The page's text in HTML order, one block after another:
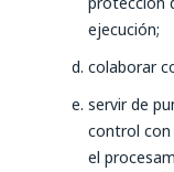
ejecución;
colaborar
servir de
control con
el